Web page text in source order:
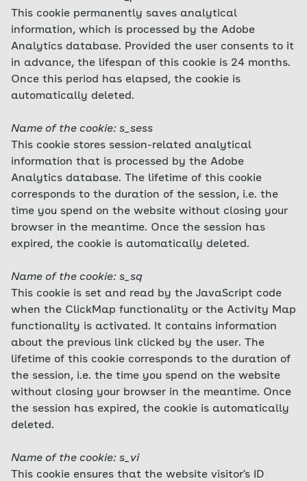
This cookie permanently saves analytical
information, which is processed by the Adobe
Analytics database. Provided the user consents to it
in advance, the lifespan of this cookie is 24 months.
Once this period has elapsed, the cookie is
automatically deleted.
Name of the cookie: s_sess
This cookie stores session-related analytical
information that is processed by the Adobe
Analytics database. The lifetime of this cookie
corresponds to the duration of the session, i.e. the
time you spend on the website without closing your
browser in the meantime. Once the session has
expired, the cookie is automatically deleted.
Name of the cookie: s_sq
This cookie is set and read by the JavaScript code
when the ClickMap functionality or the Activity Map
functionality is activated. It contains information
about the previous link clicked by the user. The
lifetime of this cookie corresponds to the duration of
the session, i.e. the time you spend on the website
without closing your browser in the meantime. Once
the session has expired, the cookie is automatically
deleted.
Name of the cookie: s_vi
This cookie ensures that the website visitor's ID